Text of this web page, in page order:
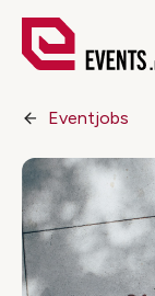
Eventjobs